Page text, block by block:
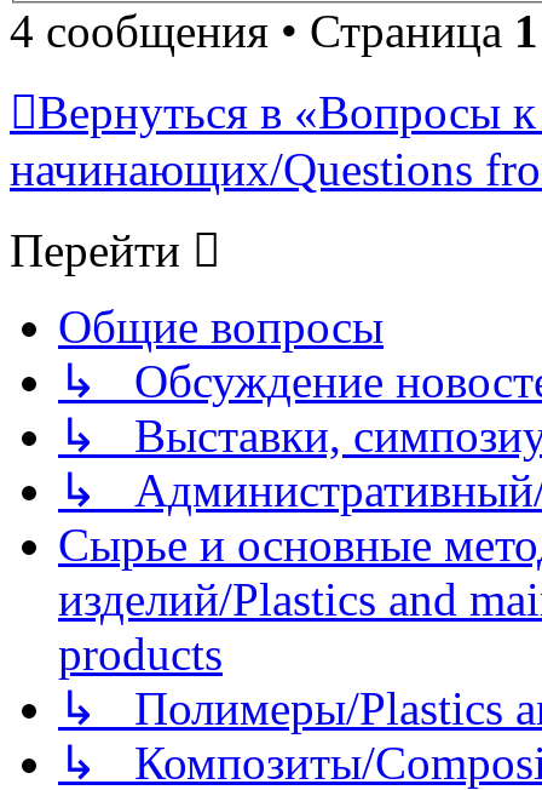
4 сообщения • Страница 1
Вернуться в «Вопросы
начинающих/Questions
Перейти
Общие вопросы
↳ Обсуждение
↳ Выставки,
↳
Сырье и основные
изделий/Plastics and
products
↳ Полимеры/Plastics
↳ Композиты/